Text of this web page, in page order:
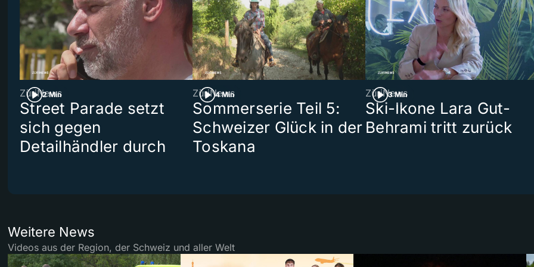
2 Min
ZüriNews
Street Parade setzt
sich gegen
Detailhändler durch
4 Min
ZüriNews
Sommerserie Teil 5:
Schweizer Glück in der
Toskana
3 Min
ZüriNews
Ski-Ikone Lara Gut-
Behrami tritt zurück
Weitere News
Videos aus der Region, der Schweiz und aller Welt